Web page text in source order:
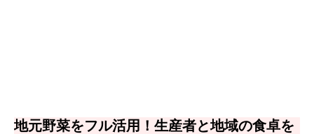
地元野菜をフル活用！生産者と地域の食卓を